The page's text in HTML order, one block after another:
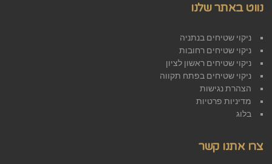
נווט באתר שלנו
ניקוי שטיחים בנתניה
ניקוי שטיחים רחובות
ניקוי שטיחים ראשון לציון
ניקוי שטיחים בפתח תקווה
הצהרת נגישות
מדיניות פרטיות
בלוג
צרו אתנו קשר